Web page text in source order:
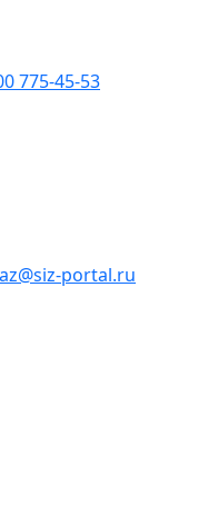
775-45-53
portal.ru